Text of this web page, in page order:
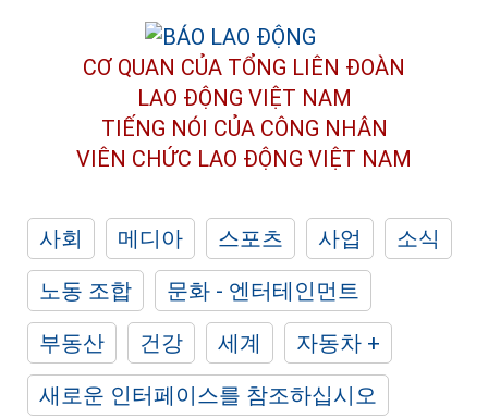
CƠ QUAN CỦA TỔNG LIÊN ĐOÀN
LAO ĐỘNG VIỆT NAM
TIẾNG NÓI CỦA CÔNG NHÂN
VIÊN CHỨC LAO ĐỘNG VIỆT NAM
사회 메디아 스포츠 사업
소식
노동 조합
문화 - 엔터테인먼트
부동산
건강 세계
자동차 +
새로운 인터페이스를 참조하십시오